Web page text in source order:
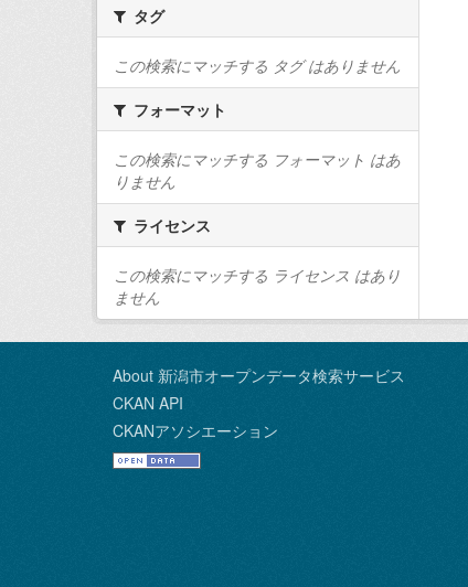
タグ
この検索にマッチする タグ はありません
フォーマット
この検索にマッチする フォーマット はあ
りません
ライセンス
この検索にマッチする ライセンス はあり
ません
About 新潟市オープンデータ検索サービス
CKAN API
CKANアソシエーション